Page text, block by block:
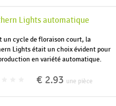
Lights automatique
un cycle de floraison court, la
Lights était un choix évident pour
en variété automatique.
€ 2.93 une pièce